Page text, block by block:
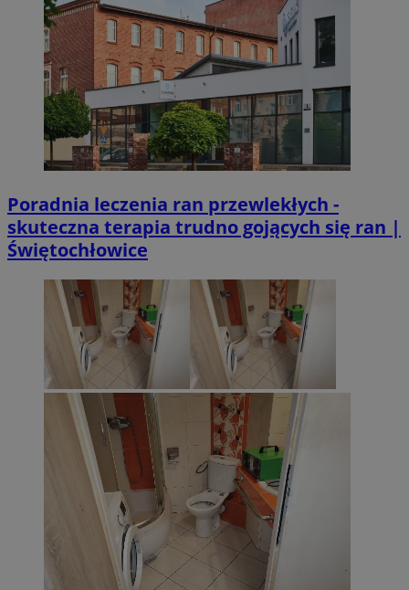
Poradnia leczenia ran przewlekłych -
skuteczna terapia trudno gojących się ran |
Świętochłowice